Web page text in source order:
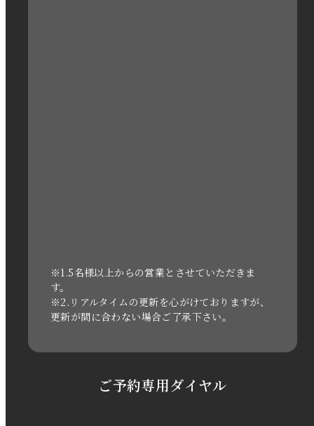
2021年3月
2020年11月
※1.5名様以上からの営業とさせていただきま
す。
※2.リアルタイムの更新を心がけておりますが、
更新が間に合わない場合ご了承下さい。
ご予約専用ダイヤル